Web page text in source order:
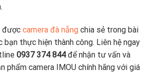
được camera đà nẵng chia sẻ trong bài
thực hiện thành công. Liên hệ ngay
0937 374 844để nhận tư vấn và
phẩm camera IMOU chính hãng với giá